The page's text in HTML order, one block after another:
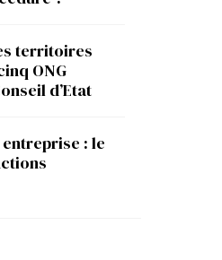
territoires
ONG
d’Etat
: le